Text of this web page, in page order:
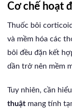
Cơ chế hoạt
Thuốc bôi
và mềm hóa các
bôi đều đặn kết
dần trở nên mềm
Tuy nhiên, cần
thuật mang tính